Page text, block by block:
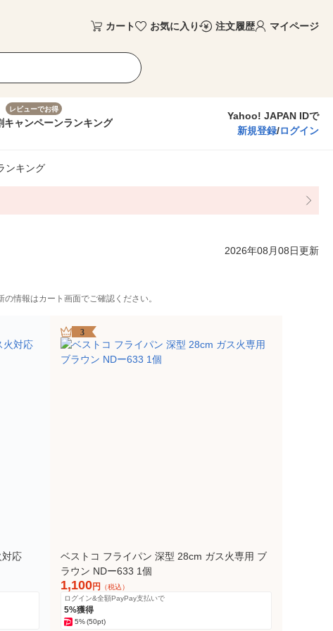
カート お気に入り 注文履歴 マイページ
レビューでお得
キャンペーンランキング
Yahoo! JAPAN IDで
新規登録/ログイン
ンキング
2026年08月08日更新
情報はカート画面でご確認ください。
対応
3
ベストコ フライパン 深型 28cm ガス火専用 ブ
ラウン NDー633 1個
1,100円
（税込）
ログイン&全額PayPay支払いで
5%獲得
5%(50pt)